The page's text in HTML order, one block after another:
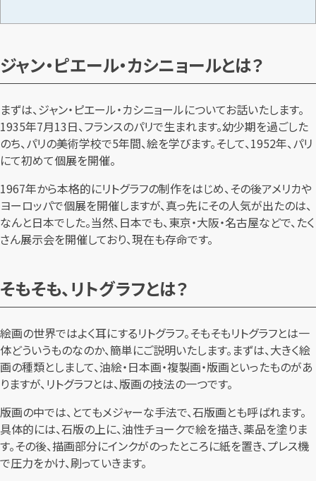
ジャン・ピエール・カシニョールとは？
まずは、ジャン・ピエール・カシニョールについてお話いたします。
1935年7月13日、フランスのパリで生まれます。幼少期を過ごした
のち、パリの美術学校で5年間、絵を学びます。そして、1952年、パリ
にて初めて個展を開催。
1967年から本格的にリトグラフの制作をはじめ、その後アメリカや
ヨーロッパで個展を開催しますが、真っ先にその人気が出たのは、
なんと日本でした。当然、日本でも、東京・大阪・名古屋などで、たく
さん展示会を開催しており、現在も存命です。
そもそも、リトグラフとは？
絵画の世界ではよく耳にするリトグラフ。そもそもリトグラフとは一
体どういうものなのか、簡単にご説明いたします。まずは、大きく絵
画の種類としまして、油絵・日本画・複製画・版画といったものがあ
りますが、リトグラフとは、版画の技法の一つです。
版画の中では、とてもメジャーな手法で、石版画とも呼ばれます。
具体的には、石版の上に、油性チョークで絵を描き、薬品を塗りま
す。その後、描画部分にインクがのったところに紙を置き、プレス機
で圧力をかけ、刷っていきます。